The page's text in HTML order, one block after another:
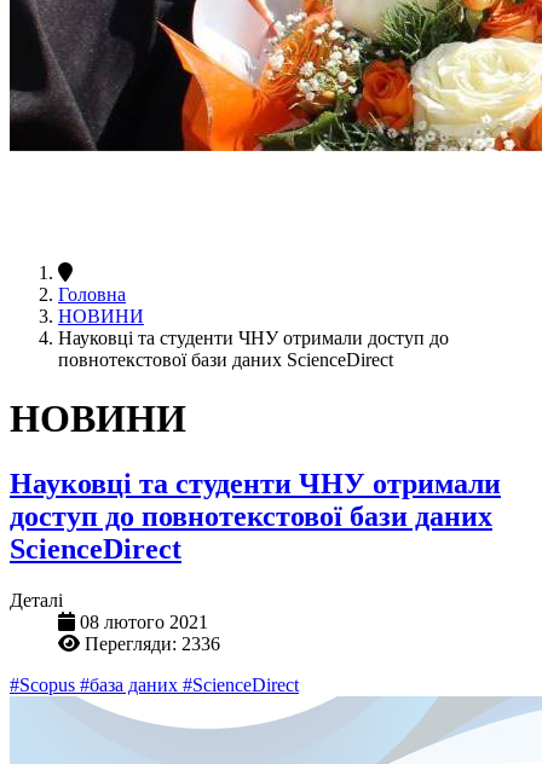
Головна
НОВИНИ
Науковці та студенти ЧНУ отримали доступ до
повнотекстової бази даних ScienceDirect
НОВИНИ
Науковці та студенти ЧНУ отримали
доступ до повнотекстової бази даних
ScienceDirect
Деталі
08 лютого 2021
Перегляди: 2336
#Scopus #база даних #ScienceDirect